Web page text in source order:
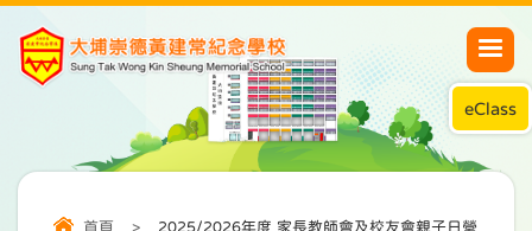
eClass
首頁 > 2025/2026年度 家長教師會及校友會親子日營